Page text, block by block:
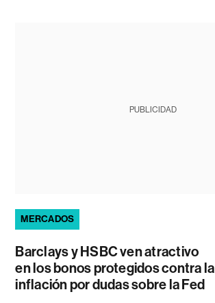
PUBLICIDAD
MERCADOS
Barclays y HSBC ven atractivo
en los bonos protegidos contra la
inflación por dudas sobre la Fed